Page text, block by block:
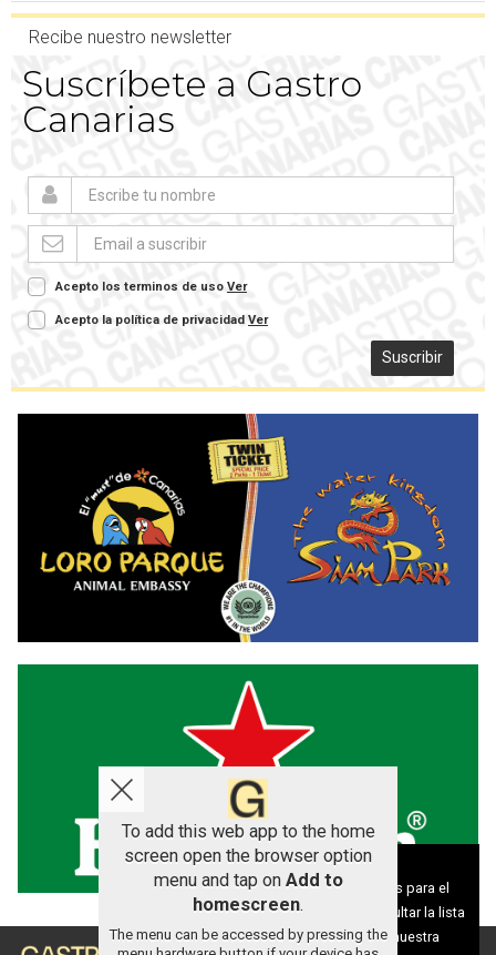
Recibe nuestro newsletter
Suscríbete a Gastro
Canarias
Acepto los terminos de uso Ver
Acepto la política de privacidad Ver
Suscribir
To add this web app to the home
screen open the browser option
menu and tap on Add to
homescreen.
The menu can be accessed by pressing the
Aviso sobre el Uso de cookies:
Utilizamos cookies nuestras y de terceros para el
funcionamiento del digital. Puedes consultar la lista
de cookies y como desconectarlas. Ver nuestra